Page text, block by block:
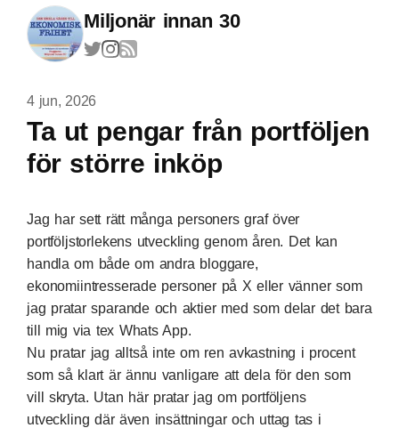
Miljonär innan 30
4 jun, 2026
Ta ut pengar från portföljen
för större inköp
Jag har sett rätt många personers graf över
portföljstorlekens utveckling genom åren. Det kan
handla om både om andra bloggare,
ekonomiintresserade personer på X eller vänner som
jag pratar sparande och aktier med som delar det bara
till mig via tex Whats App.
Nu pratar jag alltså inte om ren avkastning i procent
som så klart är ännu vanligare att dela för den som
vill skryta. Utan här pratar jag om portföljens
utveckling där även insättningar och uttag tas i